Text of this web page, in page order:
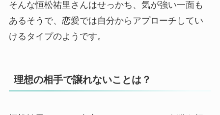
そんな恒松祐里さんはせっかち、気が強い一面も
あるそうで、恋愛では自分からアプローチしてい
けるタイプのようです。
理想の相手で譲れないことは？